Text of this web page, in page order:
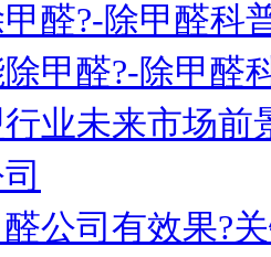
醛?-除甲醛科
甲醛?-除甲醛
业未来市场
公司有效果?